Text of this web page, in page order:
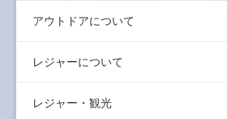
アウトドアについて
レジャーについて
レジャー・観光